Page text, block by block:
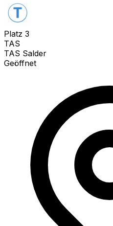
Platz 3
TAS
TAS Salder
Geöffnet